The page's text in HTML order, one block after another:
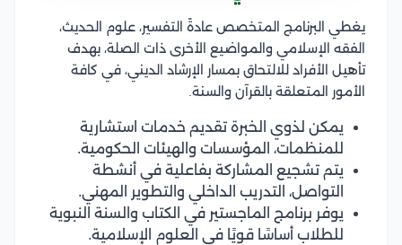
يغطي البرنامج المتخصص عادةً التفسير، علوم الحديث،
الفقه الإسلامي والمواضيع الأخرى ذات الصلة، بهدف
تأهيل الأفراد للالتحاق بمسار الإرشاد الديني، في كافة
الأمور المتعلقة بالقرآن والسنة.
يمكن لذوي الخبرة تقديم خدمات استشارية
للمنظمات، المؤسسات والهيئات الحكومية.
يتم تشجيع المشاركة بفاعلية في أنشطة
التواصل، التدريب الداخلي والتطوير المهني.
يوفر برنامج الماجستير في الكتاب والسنة النبوية
للطلاب أساسًا قويًا في العلوم الإسلامية.